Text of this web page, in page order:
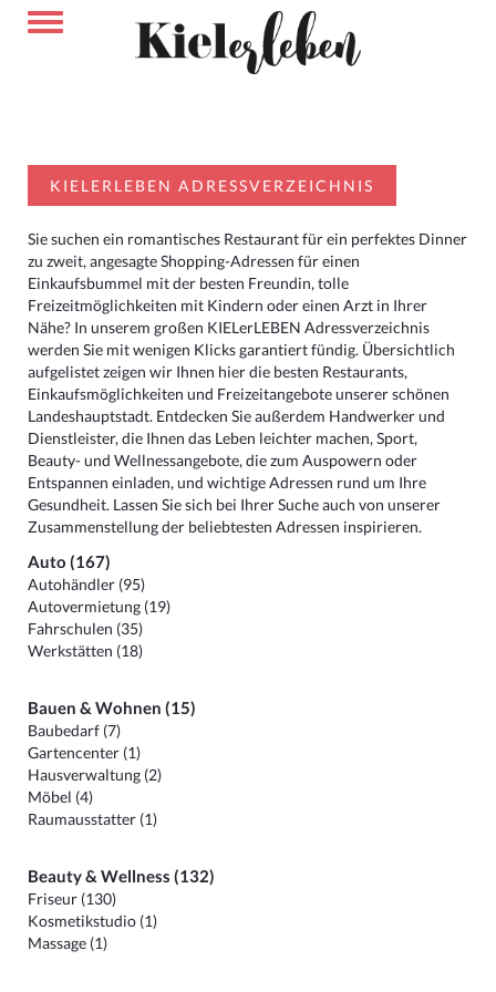
KIELERLEBEN ADRESSVERZEICHNIS
Sie suchen ein romantisches Restaurant für ein perfektes Dinner
zu zweit, angesagte Shopping-Adressen für einen
Einkaufsbummel mit der besten Freundin, tolle
Freizeitmöglichkeiten mit Kindern oder einen Arzt in Ihrer
Nähe? In unserem großen KIELerLEBEN Adressverzeichnis
werden Sie mit wenigen Klicks garantiert fündig. Übersichtlich
aufgelistet zeigen wir Ihnen hier die besten Restaurants,
Einkaufsmöglichkeiten und Freizeitangebote unserer schönen
Landeshauptstadt. Entdecken Sie außerdem Handwerker und
Dienstleister, die Ihnen das Leben leichter machen, Sport,
Beauty- und Wellnessangebote, die zum Auspowern oder
Entspannen einladen, und wichtige Adressen rund um Ihre
Gesundheit. Lassen Sie sich bei Ihrer Suche auch von unserer
Zusammenstellung der beliebtesten Adressen inspirieren.
Auto (167)
Autohändler (95)
Autovermietung (19)
Fahrschulen (35)
Werkstätten (18)
Bauen & Wohnen (15)
Baubedarf (7)
Gartencenter (1)
Hausverwaltung (2)
Möbel (4)
Raumausstatter (1)
Beauty & Wellness (132)
Friseur (130)
Kosmetikstudio (1)
Massage (1)